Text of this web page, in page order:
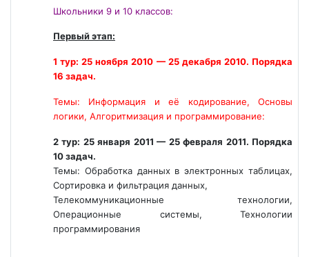
Школьники 9 и 10 классов:
Первый этап:
1 тур: 25 ноября 2010 — 25 декабря 2010. Порядка
16 задач.
Темы: Информация и её кодирование, Основы
логики, Алгоритмизация и программирование:
2 тур: 25 января 2011 — 25 февраля 2011. Порядка
10 задач.
Темы: Обработка данных в электронных таблицах,
Сортировка и фильтрация данных,
Телекоммуникационные технологии,
Операционные системы, Технологии
программирования